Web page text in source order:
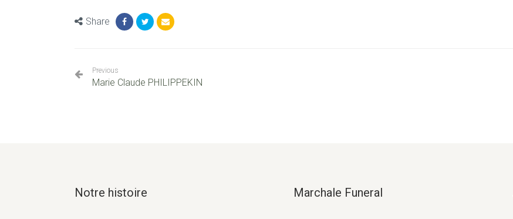
Share
Previous
Marie Claude PHILIPPEKIN
Notre histoire Marchale Funeral